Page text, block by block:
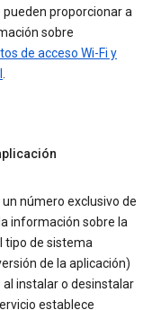
pueden proporcionar a
sobre
de acceso Wi-Fi y
.
número exclusivo de
información sobre la
tipo de sistema
de la aplicación)
al instalar o desinstalar
establece